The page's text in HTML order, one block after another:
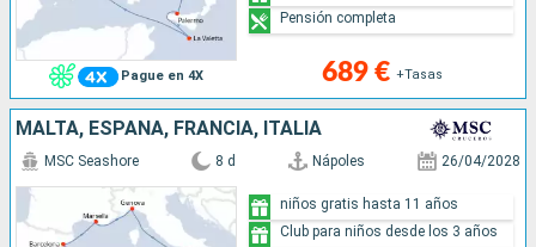
Pague en 4X 689 € +Tasas
Pensión completa
MALTA, ESPAÑA, FRANCIA, ITALIA
MSC Seashore 8 d Nápoles 26/04/2028
niños gratis hasta 11 años
Club para niños desde los 3 años